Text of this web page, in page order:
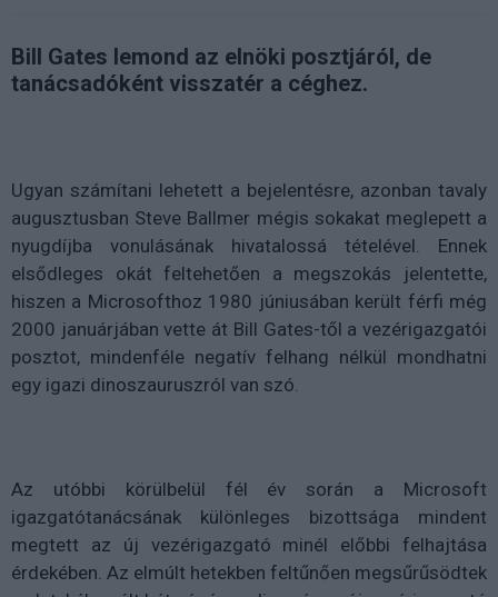
Bill Gates lemond az elnöki posztjáról, de
tanácsadóként visszatér a céghez.
Ugyan számítani lehetett a bejelentésre, azonban tavaly
augusztusban Steve Ballmer mégis sokakat meglepett a
nyugdíjba vonulásának hivatalossá tételével. Ennek
elsődleges okát feltehetően a megszokás jelentette,
hiszen a Microsofthoz 1980 júniusában került férfi még
2000 januárjában vette át Bill Gates-től a vezérigazgatói
posztot, mindenféle negatív felhang nélkül mondhatni
egy igazi dinoszauruszról van szó.
Az utóbbi körülbelül fél év során a Microsoft
igazgatótanácsának különleges bizottsága mindent
megtett az új vezérigazgató minél előbbi felhajtása
érdekében. Az elmúlt hetekben feltűnően megsűrűsödtek